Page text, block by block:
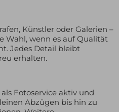
Künstler oder Galerien –
Wahl, wenn es auf Qualität
Jedes Detail bleibt
erhalten.
Fotoservice aktiv und
Abzügen bis hin zu